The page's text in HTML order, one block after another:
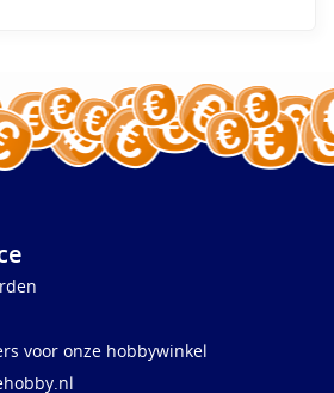
voor onze hobbywinkel